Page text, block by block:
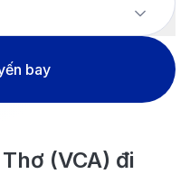
bay
(VCA) đi